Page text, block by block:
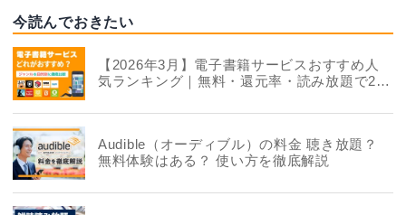
今読んでおきたい
【2026年3月】電子書籍サービスおすすめ人
気ランキング｜無料・還元率・読み放題で22
Audible（オーディブル）の料金 聴き放題？
無料体験はある？ 使い方を徹底解説